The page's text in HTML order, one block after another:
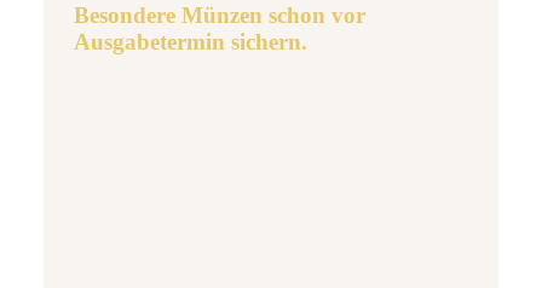
Besondere Münzen schon vor
Ausgabetermin sichern.